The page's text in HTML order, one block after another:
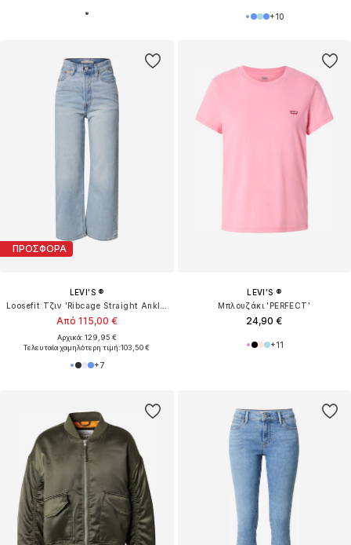
+10
ΠΡΟΣΦΟΡΑ
LEVI'S ®
Από 115,00 €
Αρχικά: 129,95 €
Τελευταία χαμηλότερη τιμή:103,50 €
+7
LEVI'S ®
Μπλουζάκι 'PERFECT'
24,90 €
+11